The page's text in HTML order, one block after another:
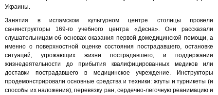
Украины.
Занятия в исламском культурном центре столицы провели
санинструкторы 169-го учебного центра «Десна». Они рассказали
слушательницам об основах оказания первой домедицинской помощи, а
именно о поверхностной оценке состояния пострадавшего, остановке
ситуаций, угрожающих жизни пострадавшего, и поддержании
жизнедеятельности до прибытия квалифицированных медиков или
доставки пострадавшего в медицинское учреждение. Инструкторы
продемонстрировали основные средства и техники: жгуты и турникеты (и
способы их наложения), перевязку ран, сердечно-легочную реанимацию и